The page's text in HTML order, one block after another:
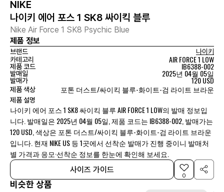
NIKE
나이키 에어 포스 1 SK8 싸이킥 블루
Nike Air Force 1 SK8 Psychic Blue
제품 정보
브랜드
나이키
카테고리
AIR FORCE 1 LOW
제품 코드 IB6388-002
발매일 2025년 04월 05일
발매가 120 USD
제품 색상 포톤 더스트/싸이킥 블루-화이트-검 라이트 브라운
제품 설명
나이키 에어 포스 1 SK8 싸이킥 블루 AIR FORCE 1 LOW의 발매 정보입
니다. 발매일은 2025년 04월 05일, 제품 코드는 IB6388-002, 발매가는
120 USD, 색상은 포톤 더스트/싸이킥 블루-화이트-검 라이트 브라운
입니다. 현재 NIKE US 등 1곳에서 선착순 발매가 진행 중이니 발매처
별 가격과 응모·선착순 정보를 한눈에 확인해 보세요.
사이즈 가이드
0
비슷한 상품